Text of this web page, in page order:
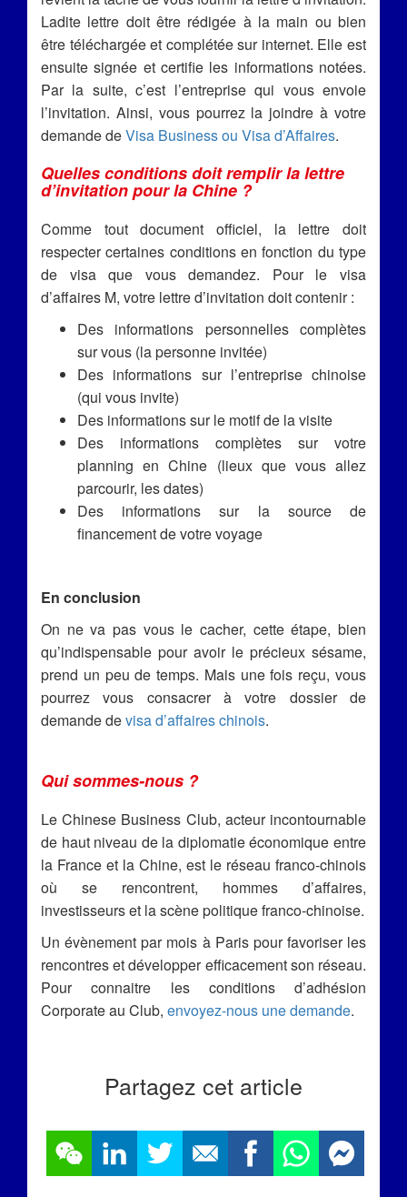
Ladite lettre doit être rédigée à la main ou bien
être téléchargée et complétée sur internet. Elle est
ensuite signée et certifie les informations notées.
Par la suite, c’est l’entreprise qui vous envoie
l’invitation. Ainsi, vous pourrez la joindre à votre
demande deVisa Business ou Visa d’Affaires.
Quelles conditions doit remplir la lettre
d’invitation pour la Chine ?
Comme tout document officiel, la lettre doit
respecter certaines conditions en fonction du type
de visa que vous demandez. Pour le visa
d’affaires M, votre lettre d’invitation doit contenir :
Des informations personnelles complètes
sur vous (la personne invitée)
Des informations sur l’entreprise chinoise
(qui vous invite)
Des informations sur le motif de la visite
Des informations complètes sur votre
planning en Chine (lieux que vous allez
parcourir, les dates)
Des informations sur la source de
financement de votre voyage
En conclusion
On ne va pas vous le cacher, cette étape, bien
qu’indispensable pour avoir le précieux sésame,
prend un peu de temps. Mais une fois reçu, vous
pourrez vous consacrer à votre dossier de
demande devisa d’affaires chinois.
Qui sommes-nous ?
Le Chinese Business Club, acteur incontournable
de haut niveau de la diplomatie économique entre
la France et la Chine, est le réseau franco-chinois
où se rencontrent, hommes d’affaires,
investisseurs et la scène politique franco-chinoise.
Un évènement par mois à Paris pour favoriser les
rencontres et développer efficacement son réseau.
Pour connaitre les conditions d’adhésion
Corporate au Club, envoyez-nous une demande.
Partagez cet article